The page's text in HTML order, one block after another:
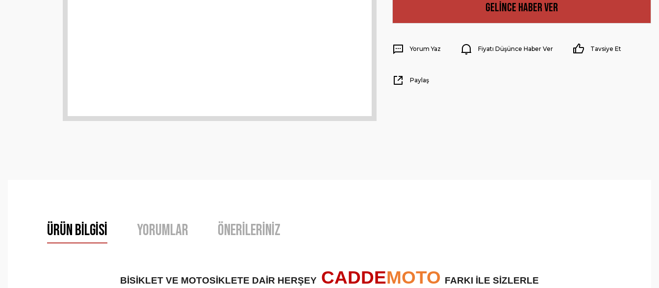
Gelince Haber Ver
Yorum Yaz Fiyatı Düşünce Haber Ver Tavsiye Et
Paylaş
Ürün Bilgisi Yorumlar Önerileriniz
BİSİKLET VE MOTOSİKLETE DAİR HERŞEY CADDEMOTO FARKI İLE SİZLERLE